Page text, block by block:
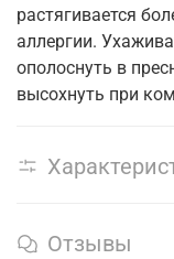
растягивается
аллергии.
ополоснуть в
высохнуть при
Отзывы